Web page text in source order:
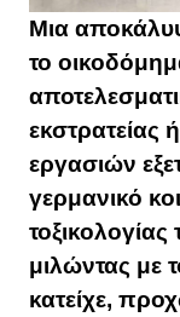
Μια
το
εκστρατείας
εργασιών
γερμανικό
μιλώντας με
κατείχε,